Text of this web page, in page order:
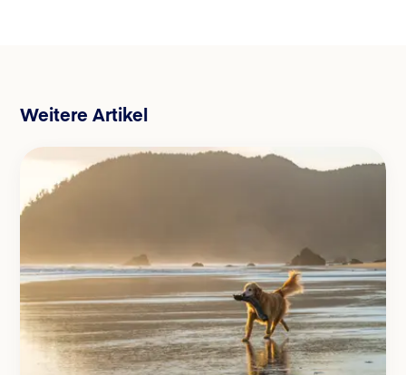
Weitere Artikel